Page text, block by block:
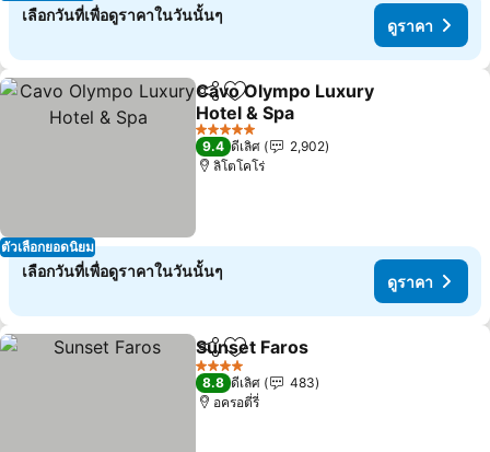
เลือกวันที่เพื่อดูราคาในวันนั้นๆ
ดูราคา
ตัวเลือกยอดนิยม
แชร์ เพิ่มในรายการโปรด
Cavo Olympo Luxury
Hotel & Spa
ดูราคา
5 ดาว
9.4 ดีเลิศ
2,902
ลิโตโคโร่
เลือกวันที่เพื่อดูราคาในวันนั้นๆ
ดูราคา
แชร์ เพิ่มในรายการโปรด
Sunset Faros
4 ดาว
8.8 ดีเลิศ
483
อครอตี่รี่